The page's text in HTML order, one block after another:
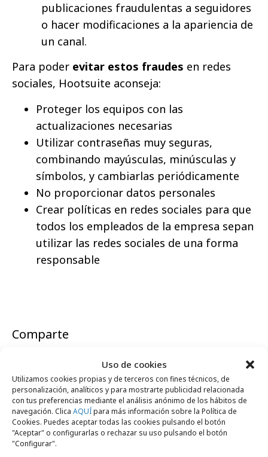
Uso de cookies
Utilizamos cookies propias y de terceros con fines técnicos, de
personalización, analíticos y para mostrarte publicidad relacionada
con tus preferencias mediante el análisis anónimo de los hábitos de
navegación. Clica AQUÍpara más información sobre la Política de
Cookies. Puedes aceptar todas las cookies pulsando el botón
"Aceptar" o configurarlas o rechazar su uso pulsando el botón
"Configurar".
publicaciones fraudulentas a seguidores
o hacer modificaciones a la apariencia de
un canal.
Para poder evitar estos fraudes en redes
sociales, Hootsuite aconseja:
Proteger los equipos con las
actualizaciones necesarias
Utilizar contraseñas muy seguras,
combinando mayúsculas, minúsculas y
símbolos, y cambiarlas periódicamente
No proporcionar datos personales
Crear políticas en redes sociales para que
todos los empleados de la empresa sepan
utilizar las redes sociales de una forma
responsable
Comparte
Noticias Relacionadas
Internacional